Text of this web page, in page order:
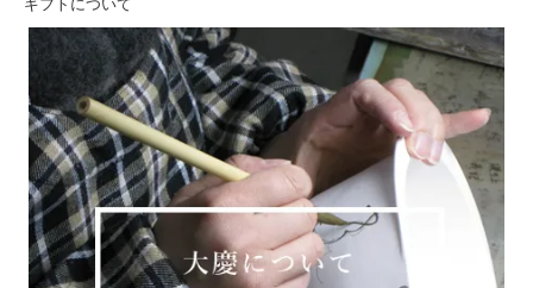
ギフトについて